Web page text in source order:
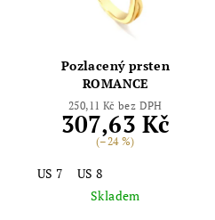
Pozlacený prsten
ROMANCE
250,11 Kč bez DPH
307,63 Kč
(–24 %)
US 7
US 8
Skladem